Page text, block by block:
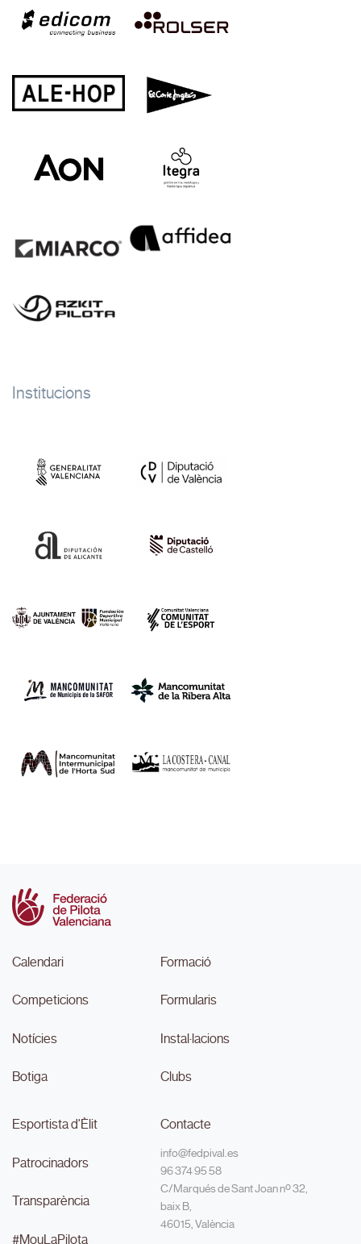
Institucions
Calendari
Competicions
Notícies
Botiga
Formació
Formularis
Instal·lacions
Clubs
Esportista d'Èlit
Patrocinadors
Transparència
#MouLaPilota
Contacte
info@fedpival.es
96 374 95 58
C/Marqués de Sant Joan nº 32,
baix B,
46015, València